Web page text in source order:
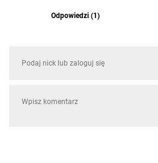
Odpowiedzi (1)
A co zrobić z mlekiem w puszce?
Pyszny i zawsze wychodzi.